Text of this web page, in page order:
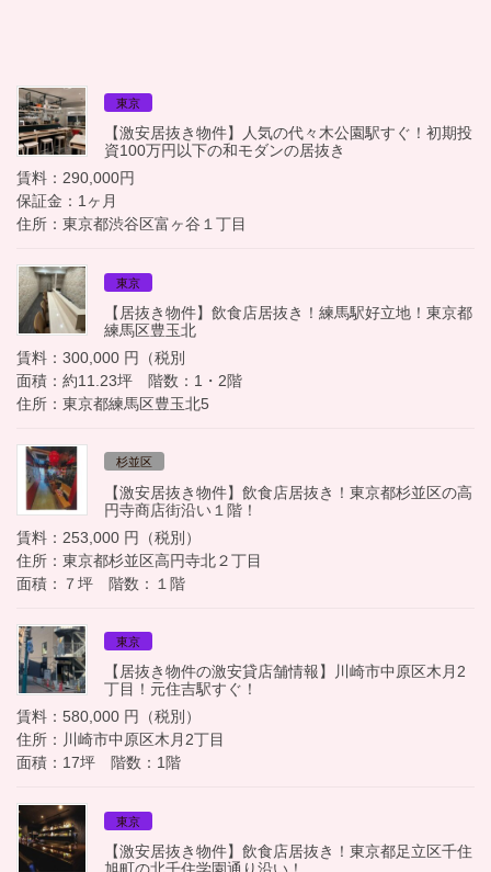
東京
【激安居抜き物件】人気の代々木公園駅すぐ！初期投
資100万円以下の和モダンの居抜き
賃料：290,000円
保証金：1ヶ月
住所：東京都渋谷区富ヶ谷１丁目
東京
【居抜き物件】飲食店居抜き！練馬駅好立地！東京都
練馬区豊玉北
賃料：300,000 円（税別
面積：約11.23坪 階数：1・2階
住所：東京都練馬区豊玉北5
杉並区
【激安居抜き物件】飲食店居抜き！東京都杉並区の高
円寺商店街沿い１階！
賃料：253,000 円（税別）
住所：東京都杉並区高円寺北２丁目
面積：７坪 階数：１階
東京
【居抜き物件の激安貸店舗情報】川崎市中原区木月2
丁目！元住吉駅すぐ！
賃料：580,000 円（税別）
住所：川崎市中原区木月2丁目
面積：17坪 階数：1階
東京
【激安居抜き物件】飲食店居抜き！東京都足立区千住